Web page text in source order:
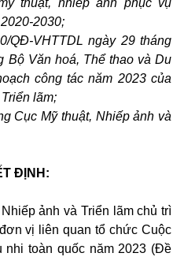
thuật, nhiếp ảnh phục vụ
2030;
QĐ-VHTTDL ngày 29 tháng
Bộ Văn hoá, Thể thao và Du
công tác năm 2023 của
lãm;
Cục Mỹ thuật, Nhiếp ảnh và
ĐỊNH:
ảnh và Triển lãm chủ trì
vị liên quan tổ chức Cuộc
nhi toàn quốc năm 2023 (Đề